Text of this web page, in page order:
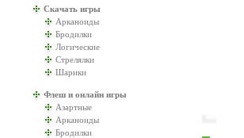
Скачать игры
Арканоиды
Бродилки
Логические
Стрелялки
Шарики
Флеш и онлайн игры
Азартные
Арканоиды
Бродилки